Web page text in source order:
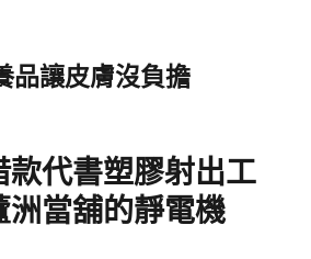
品讓皮膚沒負擔
款代書塑膠射出工
洲當舖的靜電機